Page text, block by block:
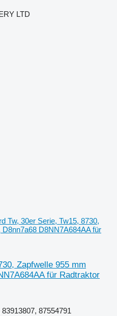
LTD
Tw, 30er Serie, Tw15, 8730,
D8NN7A684AA für
Zapfwelle 955 mm
für Radtraktor
87554791